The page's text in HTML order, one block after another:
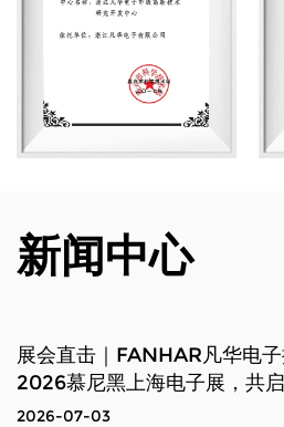
新闻中心
展会直击｜FANHAR凡华电
2026慕尼黑上海电子展，共
2026-07-03